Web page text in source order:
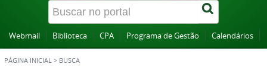
Webmail Biblioteca CPA Programa de Gestão Calendários
PÁGINA INICIAL > BUSCA